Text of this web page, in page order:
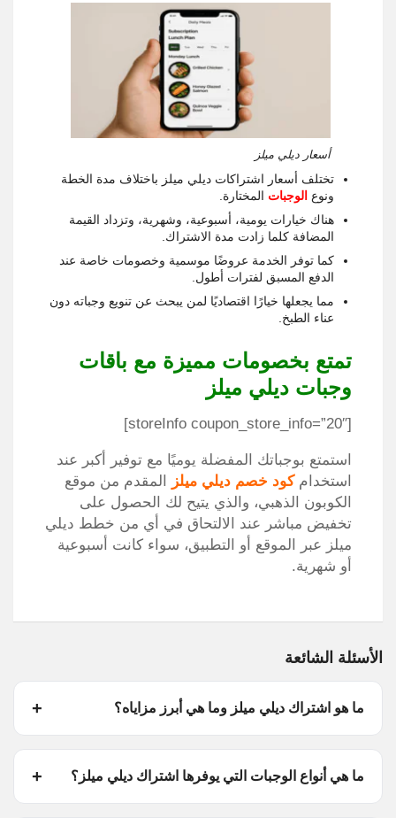
أسعار ديلي ميلز
تختلف أسعار اشتراكات ديلي ميلز باختلاف مدة الخطة
ونوع الوجبات المختارة.
هناك خيارات يومية، أسبوعية، وشهرية، وتزداد القيمة
المضافة كلما زادت مدة الاشتراك.
كما توفر الخدمة عروضًا موسمية وخصومات خاصة عند
الدفع المسبق لفترات أطول.
مما يجعلها خيارًا اقتصاديًا لمن يبحث عن تنويع وجباته دون
عناء الطبخ.
تمتع بخصومات مميزة مع باقات
وجبات ديلي ميلز
[storeInfo coupon_store_info=”20″]
استمتع بوجباتك المفضلة يوميًا مع توفير أكبر عند
استخدامكود خصم ديلي ميلز
المقدم من موقع
الكوبون الذهبي، والذي يتيح لك الحصول على
تخفيض مباشر عند الالتحاق في أي من خطط ديلي
ميلز عبر الموقع أو التطبيق، سواء كانت أسبوعية
أو شهرية.
الأسئلة الشائعة
ما هو اشتراك ديلي ميلز وما هي أبرز مزاياه؟
ما هي أنواع الوجبات التي يوفرها اشتراك ديلي ميلز؟